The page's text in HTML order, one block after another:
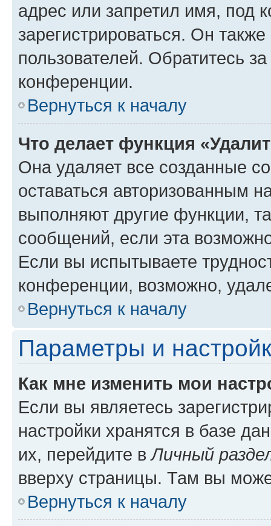
адрес или запретил имя, под
зарегистрироваться. Он
пользователей. Обратитесь
конференции.
Вернуться к началу
Что делает функция
Она удаляет все созданные
оставаться авторизованным
выполняют другие функции,
сообщений, если эта
Если вы испытываете
конференции, возможно,
Вернуться к началу
Параметры и
Как мне изменить мои
Если вы являетесь
настройки хранятся в базе
их, перейдите вЛичный
вверху страницы. Там вы
Вернуться к началу